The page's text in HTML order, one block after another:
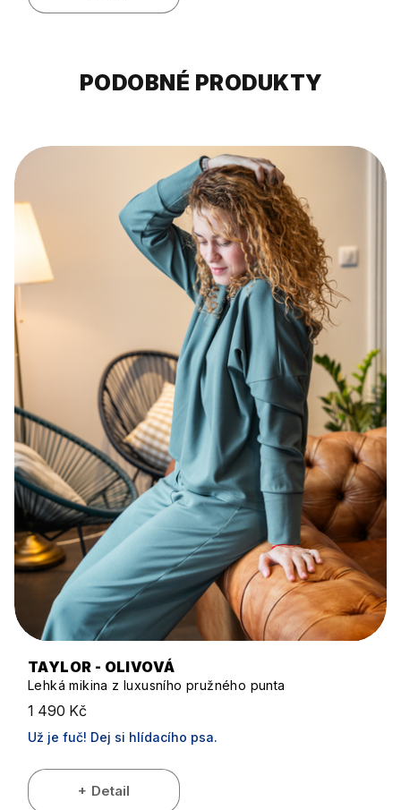
PODOBNÉ PRODUKTY
TAYLOR - OLIVOVÁ
Lehká mikina z luxusního pružného punta
1 490 Kč
Už je fuč! Dej si hlídacího psa.
Detail